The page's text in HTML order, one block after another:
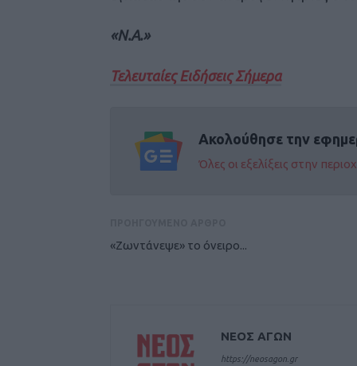
«Ν.Α.»
Τελευταίες Ειδήσεις Σήμερα
Ακολούθησε την
Όλες οι εξελίξεις στην
«Ζωντάνεψε» το όνειρο...
ΝΕΟΣ ΑΓΩΝ
https://neosagon.gr